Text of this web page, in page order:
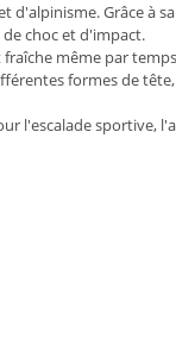
d'alpinisme. Grâce à
choc et d'impact.
même par
formes de
l'escalade sportive,